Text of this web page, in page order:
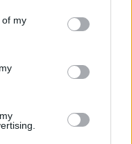
of my